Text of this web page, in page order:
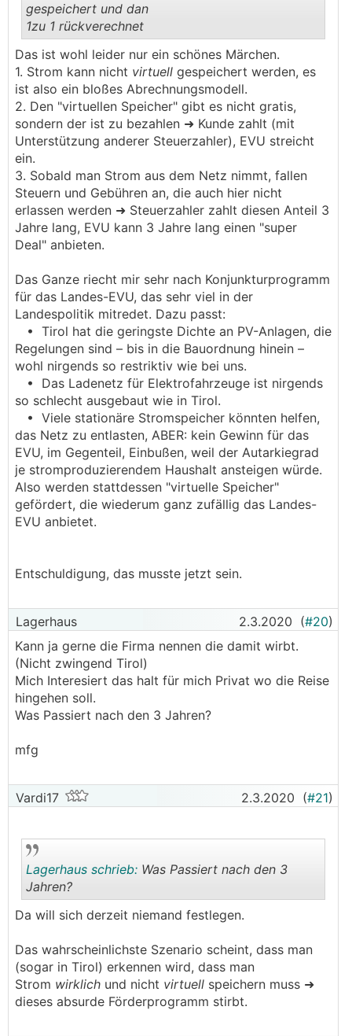
..
gespeichert und dan
1zu 1 rückverechnet
Das ist wohl leider nur ein schönes Märchen.
1. Strom kann nicht virtuell gespeichert werden, es
ist also ein bloßes Abrechnungsmodell.
2. Den "virtuellen Speicher" gibt es nicht gratis,
sondern der ist zu bezahlen ➜ Kunde zahlt (mit
Unterstützung anderer Steuerzahler), EVU streicht
ein.
3. Sobald man Strom aus dem Netz nimmt, fallen
Steuern und Gebühren an, die auch hier nicht
erlassen werden ➜ Steuerzahler zahlt diesen Anteil 3
Jahre lang, EVU kann 3 Jahre lang einen "super
Deal" anbieten.
Das Ganze riecht mir sehr nach Konjunkturprogramm
für das Landes-EVU, das sehr viel in der
Landespolitik mitredet. Dazu passt:
• Tirol hat die geringste Dichte an PV-Anlagen, die
Regelungen sind – bis in die Bauordnung hinein –
wohl nirgends so restriktiv wie bei uns.
• Das Ladenetz für Elektrofahrzeuge ist nirgends
so schlecht ausgebaut wie in Tirol.
• Viele stationäre Stromspeicher könnten helfen,
das Netz zu entlasten, ABER: kein Gewinn für das
EVU, im Gegenteil, Einbußen, weil der Autarkiegrad
je stromproduzierendem Haushalt ansteigen würde.
Also werden stattdessen "virtuelle Speicher"
gefördert, die wiederum ganz zufällig das Landes-
EVU anbietet.
Entschuldigung, das musste jetzt sein.
Lagerhaus 2.3.2020 (#20)
Kann ja gerne die Firma nennen die damit wirbt.
(Nicht zwingend Tirol)
Mich Interesiert das halt für mich Privat wo die Reise
hingehen soll.
Was Passiert nach den 3 Jahren?
mfg
Vardi17 2.3.2020 (#21)
Lagerhaus schrieb: Was Passiert nach den 3
Jahren?
Da will sich derzeit niemand festlegen.
Das wahrscheinlichste Szenario scheint, dass man
(sogar in Tirol) erkennen wird, dass man
Strom wirklich und nicht virtuell speichern muss ➜
dieses absurde Förderprogramm stirbt.